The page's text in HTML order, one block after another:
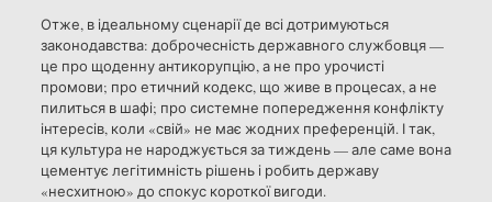
Отже, в ідеальному сценарії де всі дотримуються
законодавства: доброчесність державного службовця —
це про щоденну антикорупцію, а не про урочисті
промови; про етичний кодекс, що живе в процесах, а не
пилиться в шафі; про системне попередження конфлікту
інтересів, коли «свій» не має жодних преференцій. І так,
ця культура не народжується за тиждень — але саме вона
цементує легітимність рішень і робить державу
«несхитною» до спокус короткої вигоди.